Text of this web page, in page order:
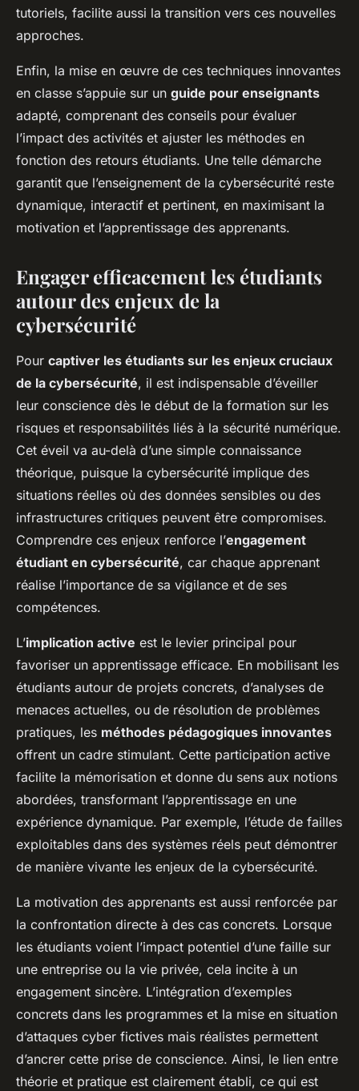
tutoriels, facilite aussi la transition vers ces nouvelles
approches.
Enfin, la mise en œuvre de ces techniques innovantes
en classe s’appuie sur un guide pour enseignants
adapté, comprenant des conseils pour évaluer
l’impact des activités et ajuster les méthodes en
fonction des retours étudiants. Une telle démarche
garantit que l’enseignement de la cybersécurité reste
dynamique, interactif et pertinent, en maximisant la
motivation et l’apprentissage des apprenants.
Engager efficacement les étudiants
autour des enjeux de la
cybersécurité
Pour captiver les étudiants sur les enjeux cruciaux
de la cybersécurité, il est indispensable d’éveiller
leur conscience dès le début de la formation sur les
risques et responsabilités liés à la sécurité numérique.
Cet éveil va au-delà d’une simple connaissance
théorique, puisque la cybersécurité implique des
situations réelles où des données sensibles ou des
infrastructures critiques peuvent être compromises.
Comprendre ces enjeux renforce l’engagement
étudiant en cybersécurité, car chaque apprenant
réalise l’importance de sa vigilance et de ses
compétences.
L’implication active est le levier principal pour
favoriser un apprentissage efficace. En mobilisant les
étudiants autour de projets concrets, d’analyses de
menaces actuelles, ou de résolution de problèmes
pratiques, les méthodes pédagogiques innovantes
offrent un cadre stimulant. Cette participation active
facilite la mémorisation et donne du sens aux notions
abordées, transformant l’apprentissage en une
expérience dynamique. Par exemple, l’étude de failles
exploitables dans des systèmes réels peut démontrer
de manière vivante les enjeux de la cybersécurité.
La motivation des apprenants est aussi renforcée par
la confrontation directe à des cas concrets. Lorsque
les étudiants voient l’impact potentiel d’une faille sur
une entreprise ou la vie privée, cela incite à un
engagement sincère. L’intégration d’exemples
concrets dans les programmes et la mise en situation
d’attaques cyber fictives mais réalistes permettent
d’ancrer cette prise de conscience. Ainsi, le lien entre
théorie et pratique est clairement établi, ce qui est